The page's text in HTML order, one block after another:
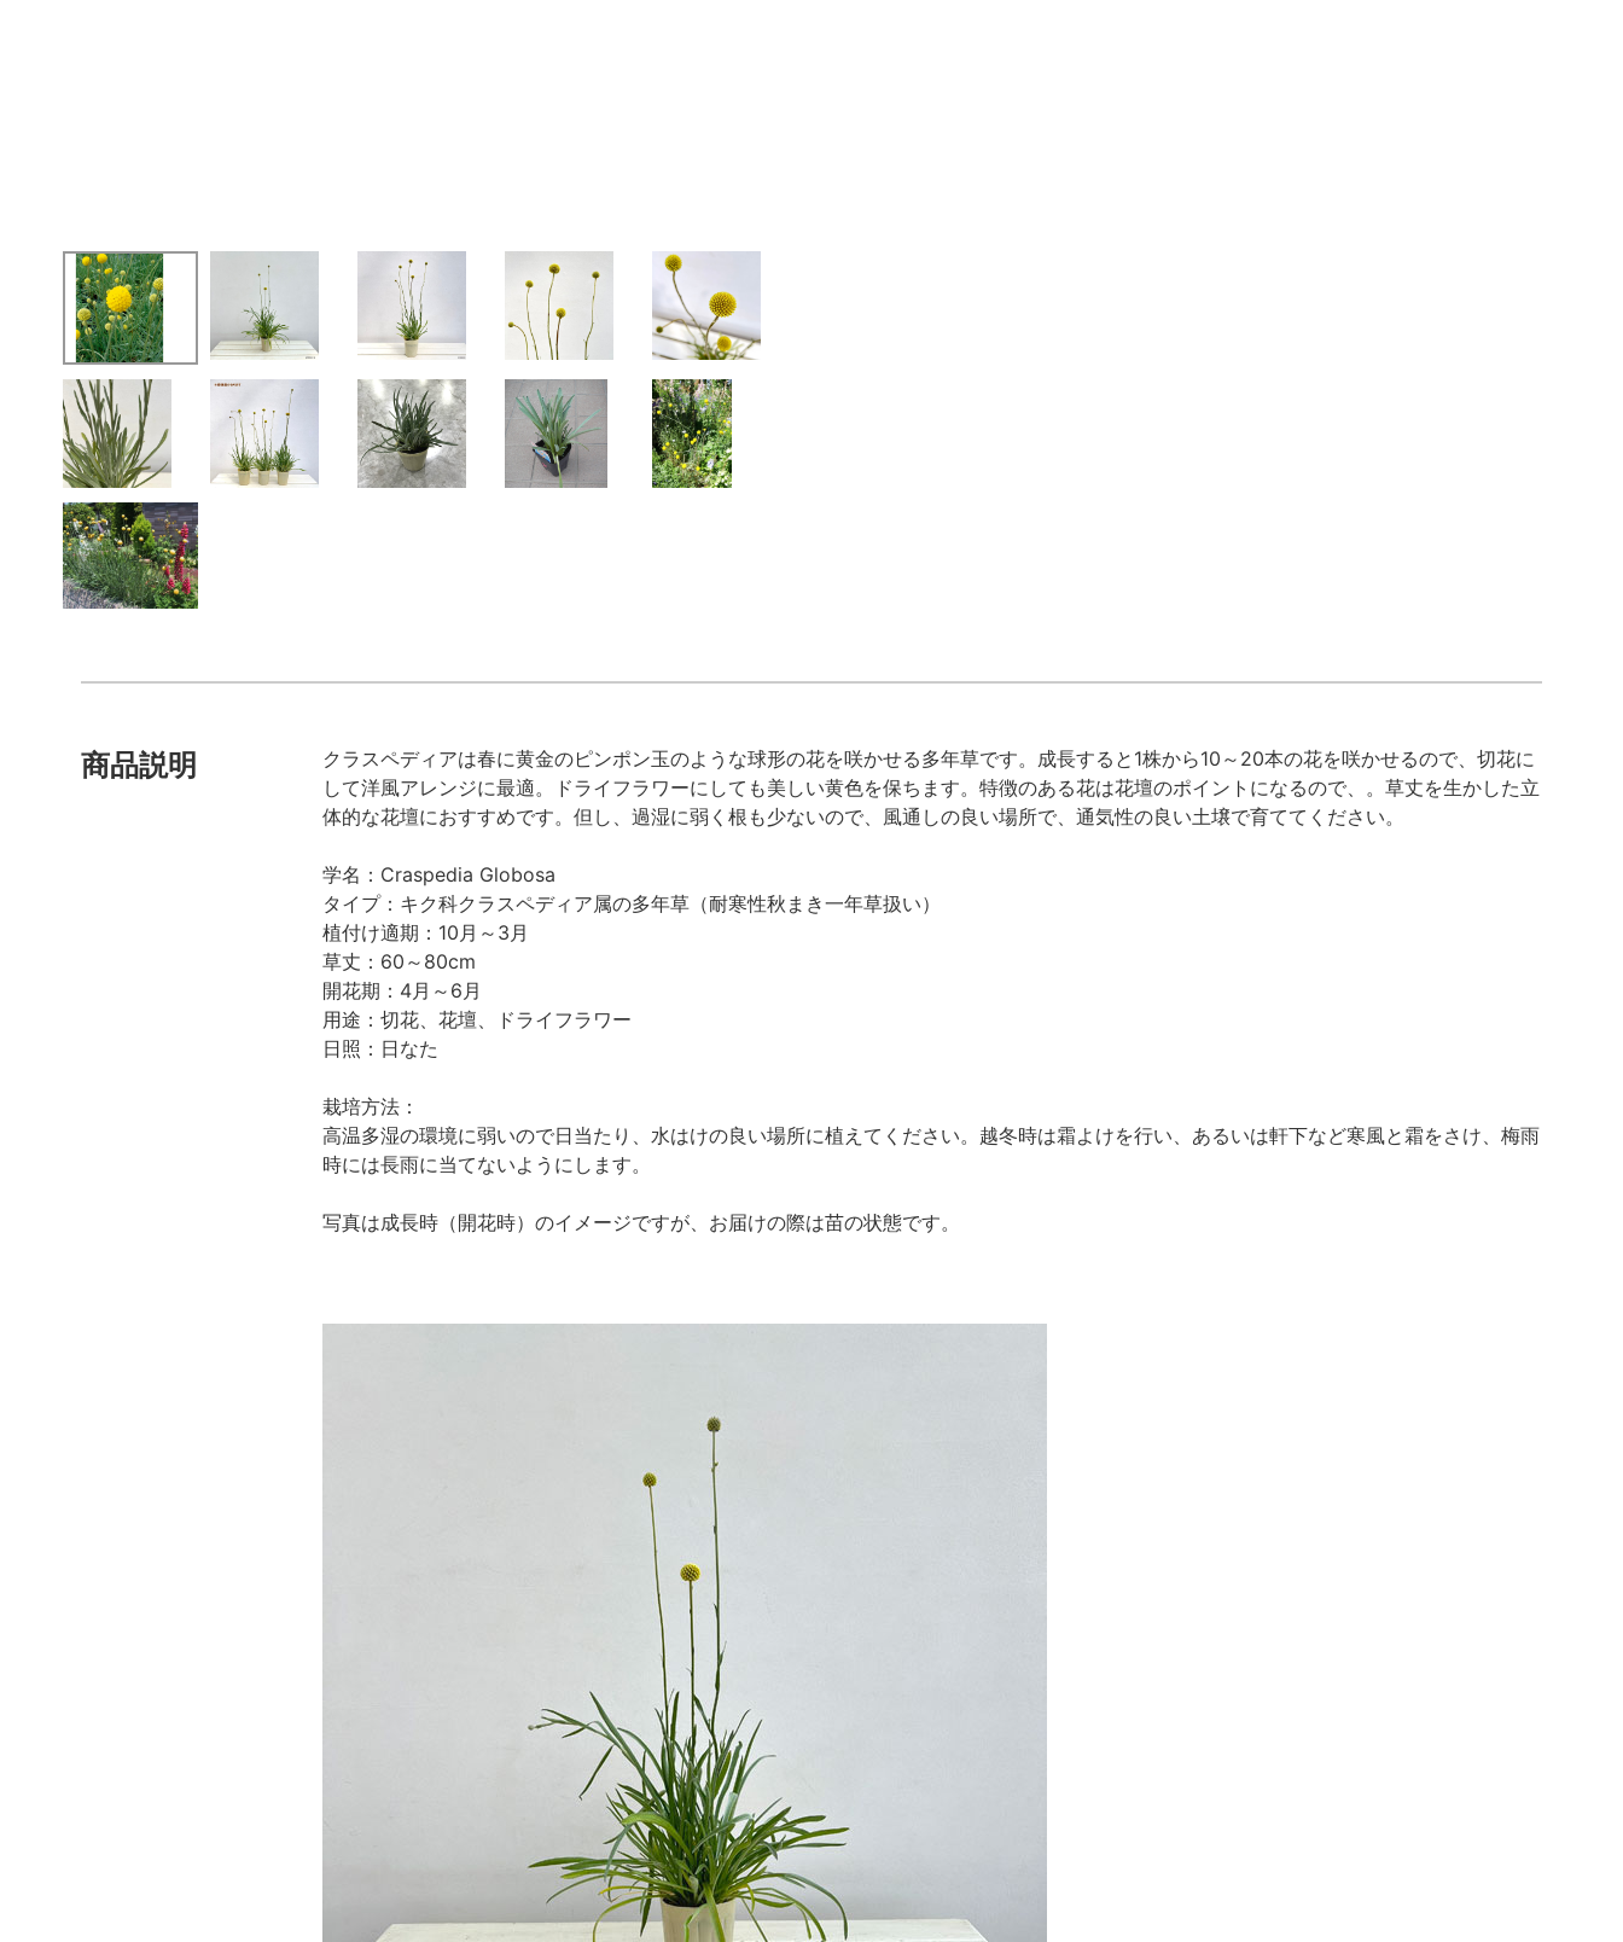
商品説明
クラスペディアは春に黄金のピンポン玉のような球形の花を咲かせる多年草です。成長すると1株から10～20本の花を咲かせるので、切花に
して洋風アレンジに最適。ドライフラワーにしても美しい黄色を保ちます。特徴のある花は花壇のポイントになるので、。草丈を生かした立
体的な花壇におすすめです。但し、過湿に弱く根も少ないので、風通しの良い場所で、通気性の良い土壌で育ててください。
学名：Craspedia Globosa
タイプ：キク科クラスペディア属の多年草（耐寒性秋まき一年草扱い）
植付け適期：10月～3月
草丈：60～80cm
開花期：4月～6月
用途：切花、花壇、ドライフラワー
日照：日なた
栽培方法：
高温多湿の環境に弱いので日当たり、水はけの良い場所に植えてください。越冬時は霜よけを行い、あるいは軒下など寒風と霜をさけ、梅雨
時には長雨に当てないようにします。
写真は成長時（開花時）のイメージですが、お届けの際は苗の状態です。